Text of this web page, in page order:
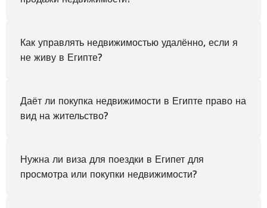
Как управлять недвижимостью удалённо, если я
не живу в Египте?
Даёт ли покупка недвижимости в Египте право на
вид на жительство?
Нужна ли виза для поездки в Египет для
просмотра или покупки недвижимости?